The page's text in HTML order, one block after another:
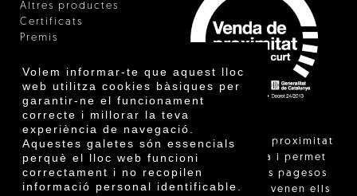
Volem informar-te que aquest lloc
web utilitza cookies bàsiques per
garantir-ne el funcionament
correcte i millorar la teva
experiència de navegació.
Aquestes galetes són essencials
perquè el lloc web funcioni
correctament i no recopilen
informació personal identificable.
Altres productes
Certificats
Premis
"La venda de proximitat
està regulada i permet
identificar els pagesos
catalans que venen ells